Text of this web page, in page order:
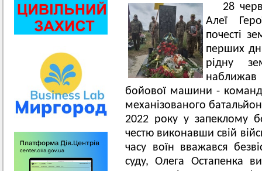
28
Алеї
почесті
перших
рідну
бойової машини -
механізованого
2022 року у запеклому
честю виконавши свій
часу воїн вважався
суду, Олега Остапенка